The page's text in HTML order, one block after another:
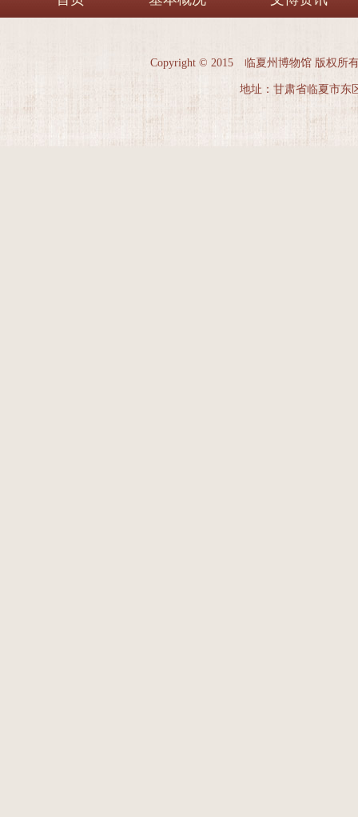
Copyright © 2015 临夏州博物馆 版权所
地址：甘肃省临夏市东